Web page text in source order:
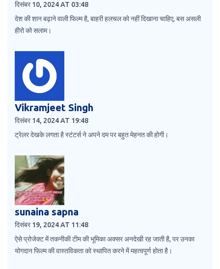
दिसंबर 10, 2024 AT 03:48
देश की शान बढ़ाने वाली फिल्म है, बाहरी हलचल को नहीं दिखाना चाहिए, बस असली
हीरो को सलाम।
Vikramjeet Singh
दिसंबर 14, 2024 AT 19:48
ट्रेलर देखके लगता है स्टंटर्स ने अपने दम पर बहुत मेहनत की होगी।
sunaina sapna
दिसंबर 19, 2024 AT 11:48
ऐसे प्रोजेक्ट में तकनीकी टीम की भूमिका अक्सर अनदेखी रह जाती है, पर उनका
योगदान फिल्म की वास्तविकता को स्थापित करने में महत्वपूर्ण होता है।